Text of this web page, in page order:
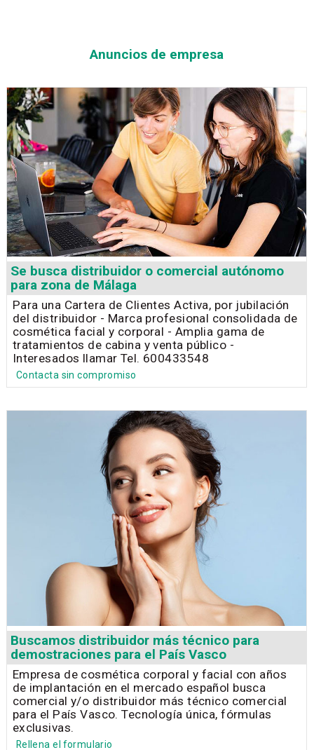
Anuncios de empresa
Se busca distribuidor o comercial autónomo
para zona de Málaga
Para una Cartera de Clientes Activa, por jubilación
del distribuidor - Marca profesional consolidada de
cosmética facial y corporal - Amplia gama de
tratamientos de cabina y venta público -
Interesados llamar Tel. 600433548
Contacta sin compromiso
Buscamos distribuidor más técnico para
demostraciones para el País Vasco
Empresa de cosmética corporal y facial con años
de implantación en el mercado español busca
comercial y/o distribuidor más técnico comercial
para el País Vasco. Tecnología única, fórmulas
exclusivas.
Rellena el formulario